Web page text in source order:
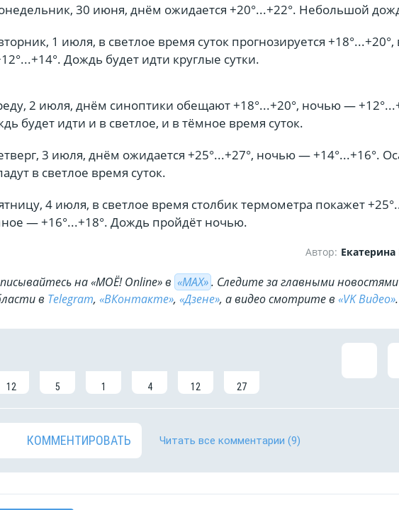
30 июня, днём ожидается +20°...+22°. Небольшой
1 июля, в светлое время суток прогнозируется
Дождь будет идти круглые сутки.
2 июля, днём синоптики обещают +18°...+20°, ночью —
будет идти и в светлое, и в тёмное время суток.
3 июля, днём ожидается +25°...+27°, ночью — +14°...+16°.
в светлое время суток.
4 июля, в светлое время столбик термометра покажет
— +16°...+18°. Дождь пройдёт ночью.
Автор:
на «МОЁ! Online» в «МАХ». Cледите за главными
в Telegram, «ВКонтакте», «Дзене», а видео смотрите в «VK Видео».
12 5 1 4 12 27
КОММЕНТИРОВАТЬ Читать все комментарии (9)